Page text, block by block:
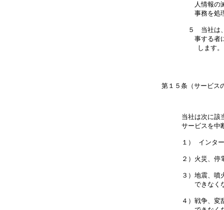
人情報の滅
事務を処理
５　当社は
事する者に
当社は次に該
サービスを中
１） インタ
２）火災、停
３）地震、噴
できなく
４）戦争、変